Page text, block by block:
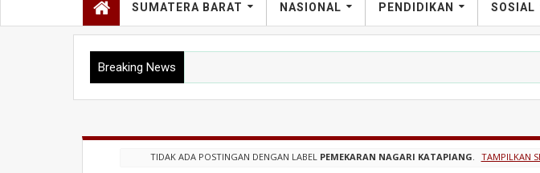
SUMATERA BARAT NASIONAL PENDIDIKAN SOSIAL
Breaking News
TIDAK ADA POSTINGAN DENGAN LABEL PEMEKARAN NAGARI KATAPIANG. TAMPILKAN